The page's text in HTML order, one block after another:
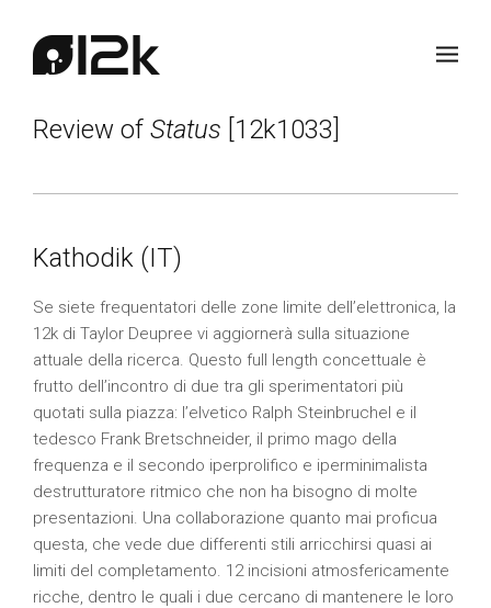
Review of Status [12k1033]
Kathodik (IT)
Se siete frequentatori delle zone limite dell’elettronica, la
12k di Taylor Deupree vi aggiornerà sulla situazione
attuale della ricerca. Questo full length concettuale è
frutto dell’incontro di due tra gli sperimentatori più
quotati sulla piazza: l’elvetico Ralph Steinbruchel e il
tedesco Frank Bretschneider, il primo mago della
frequenza e il secondo iperprolifico e iperminimalista
destrutturatore ritmico che non ha bisogno di molte
presentazioni. Una collaborazione quanto mai proficua
questa, che vede due differenti stili arricchirsi quasi ai
limiti del completamento. 12 incisioni atmosfericamente
ricche, dentro le quali i due cercano di mantenere le loro